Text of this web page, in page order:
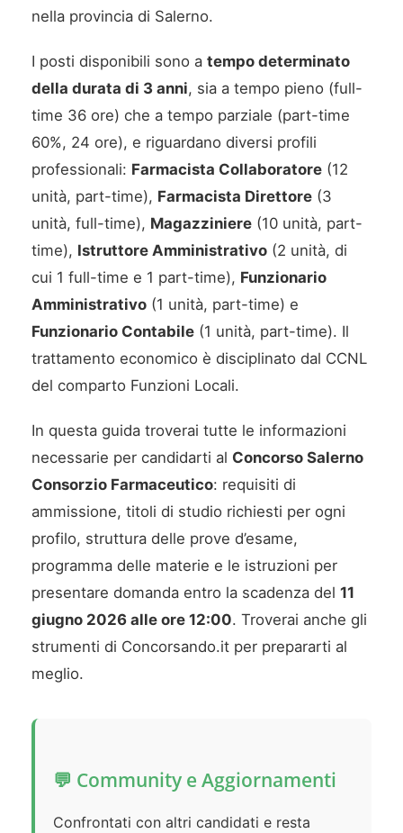
nella provincia di Salerno.
I posti disponibili sono a tempo determinato
della durata di 3 anni, sia a tempo pieno (full-
time 36 ore) che a tempo parziale (part-time
60%, 24 ore), e riguardano diversi profili
professionali: Farmacista Collaboratore (12
unità, part-time), Farmacista Direttore (3
unità, full-time), Magazziniere (10 unità, part-
time), Istruttore Amministrativo (2 unità, di
cui 1 full-time e 1 part-time), Funzionario
Amministrativo (1 unità, part-time) e
Funzionario Contabile (1 unità, part-time). Il
trattamento economico è disciplinato dal CCNL
del comparto Funzioni Locali.
In questa guida troverai tutte le informazioni
necessarie per candidarti al Concorso Salerno
Consorzio Farmaceutico: requisiti di
ammissione, titoli di studio richiesti per ogni
profilo, struttura delle prove d’esame,
programma delle materie e le istruzioni per
presentare domanda entro la scadenza del 11
giugno 2026 alle ore 12:00. Troverai anche gli
strumenti di Concorsando.it per prepararti al
meglio.
💬 Community e Aggiornamenti
Confrontati con altri candidati e resta